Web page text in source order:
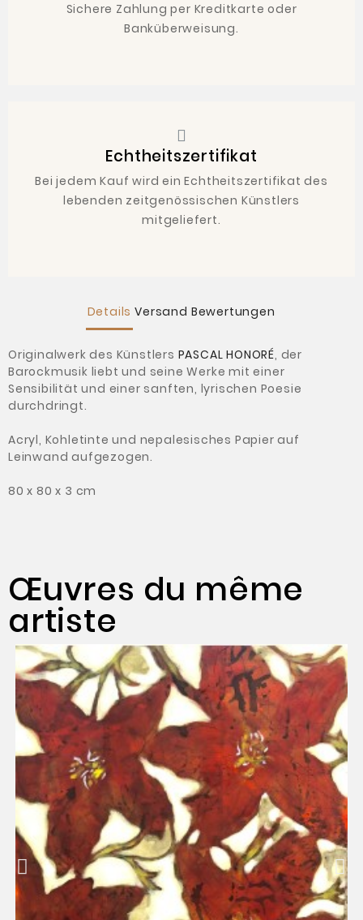
Sichere Zahlung per Kreditkarte oder
Banküberweisung.
Echtheitszertifikat
Bei jedem Kauf wird ein Echtheitszertifikat des
lebenden zeitgenössischen Künstlers
mitgeliefert.
Details Versand Bewertungen
Originalwerk des Künstlers PASCAL HONORÉ, der
Barockmusik liebt und seine Werke mit einer
Sensibilität und einer sanften, lyrischen Poesie
durchdringt.
Acryl, Kohletinte und nepalesisches Papier auf
Leinwand aufgezogen.
80 x 80 x 3 cm
Œuvres du même
artiste